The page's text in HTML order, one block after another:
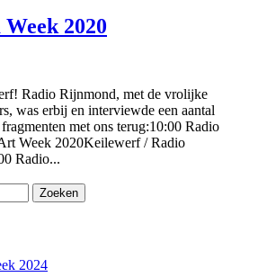
2020
Radio Rijnmond, met de vrolijke
was erbij en interviewde een aantal
met ons terug:10:00 Radio
Week 2020Keilewerf / Radio
Radio...
2024